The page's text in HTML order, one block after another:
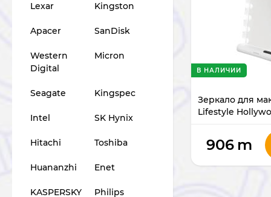
Зеркало для
Lifestyle
В НАЛИЧИИ
906 m
Lexar Kingston
Apacer SanDisk
Western
Digital
Micron
Seagate Kingspec
Intel SK Hynix
Hitachi Toshiba
Huananzhi Enet
KASPERSKY Philips